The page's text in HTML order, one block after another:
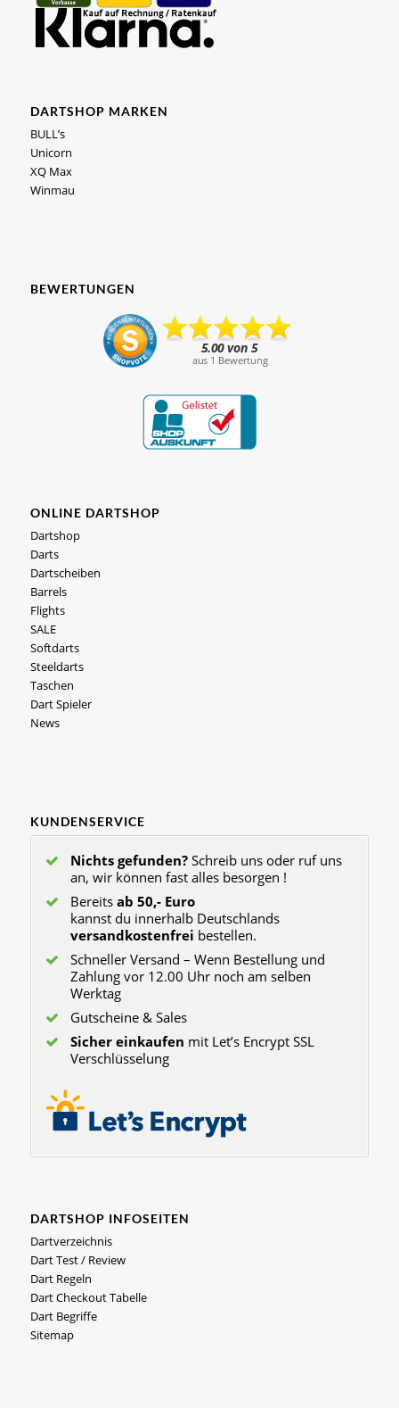
DARTSHOP MARKEN
BULL’s
Unicorn
XQ Max
Winmau
BEWERTUNGEN
ONLINE DARTSHOP
Dartshop
Darts
Dartscheiben
Barrels
Flights
SALE
Softdarts
Steeldarts
Taschen
Dart Spieler
News
KUNDENSERVICE
Nichts gefunden?Schreib uns oder ruf uns
an, wir können fast alles besorgen !
Bereits ab 50,- Euro
kannst du innerhalb Deutschlands
versandkostenfrei bestellen.
Schneller Versand – Wenn Bestellung und
Zahlung vor 12.00 Uhr noch am selben
Werktag
Gutscheine & Sales
Sicher einkaufen mit Let’s Encrypt SSL
Verschlüsselung
DARTSHOP INFOSEITEN
Dartverzeichnis
Dart Test / Review
Dart Regeln
Dart Checkout Tabelle
Dart Begriffe
Sitemap